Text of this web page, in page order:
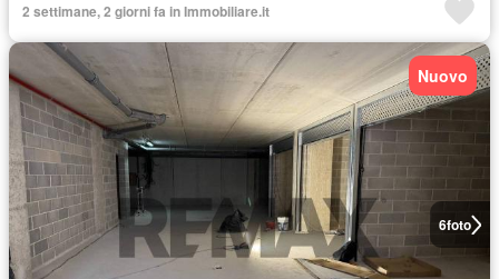
2 settimane, 2 giorni fa in Immobiliare.it
6foto
Nuovo